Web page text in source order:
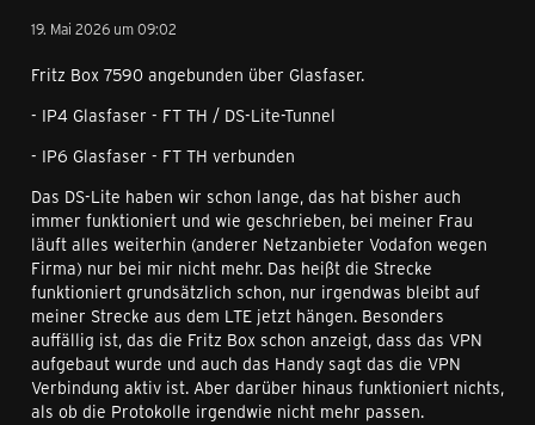
19. Mai 2026 um 09:02
Fritz Box 7590 angebunden über Glasfaser.
- IP4 Glasfaser - FT TH / DS-Lite-Tunnel
- IP6 Glasfaser - FT TH verbunden
Das DS-Lite haben wir schon lange, das hat bisher auch
immer funktioniert und wie geschrieben, bei meiner Frau
läuft alles weiterhin (anderer Netzanbieter Vodafon wegen
Firma) nur bei mir nicht mehr. Das heißt die Strecke
funktioniert grundsätzlich schon, nur irgendwas bleibt auf
meiner Strecke aus dem LTE jetzt hängen. Besonders
auffällig ist, das die Fritz Box schon anzeigt, dass das VPN
aufgebaut wurde und auch das Handy sagt das die VPN
Verbindung aktiv ist. Aber darüber hinaus funktioniert nichts,
als ob die Protokolle irgendwie nicht mehr passen.